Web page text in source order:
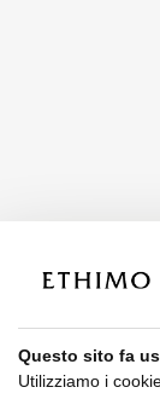
Questo sito fa
Utilizziamo i